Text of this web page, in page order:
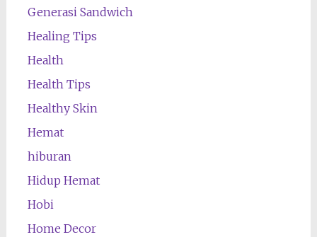
Generasi Sandwich
Healing Tips
Health
Health Tips
Healthy Skin
Hemat
hiburan
Hidup Hemat
Hobi
Home Decor